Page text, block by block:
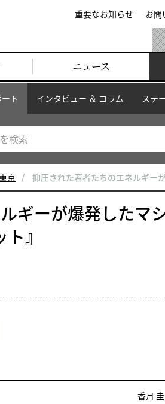
重要なお知らせ お問
ニュース
ト インタビュー ＆ コラム ステ
東京 抑圧された若者たちのエネルギー
ギーが爆発したマ
』
香月